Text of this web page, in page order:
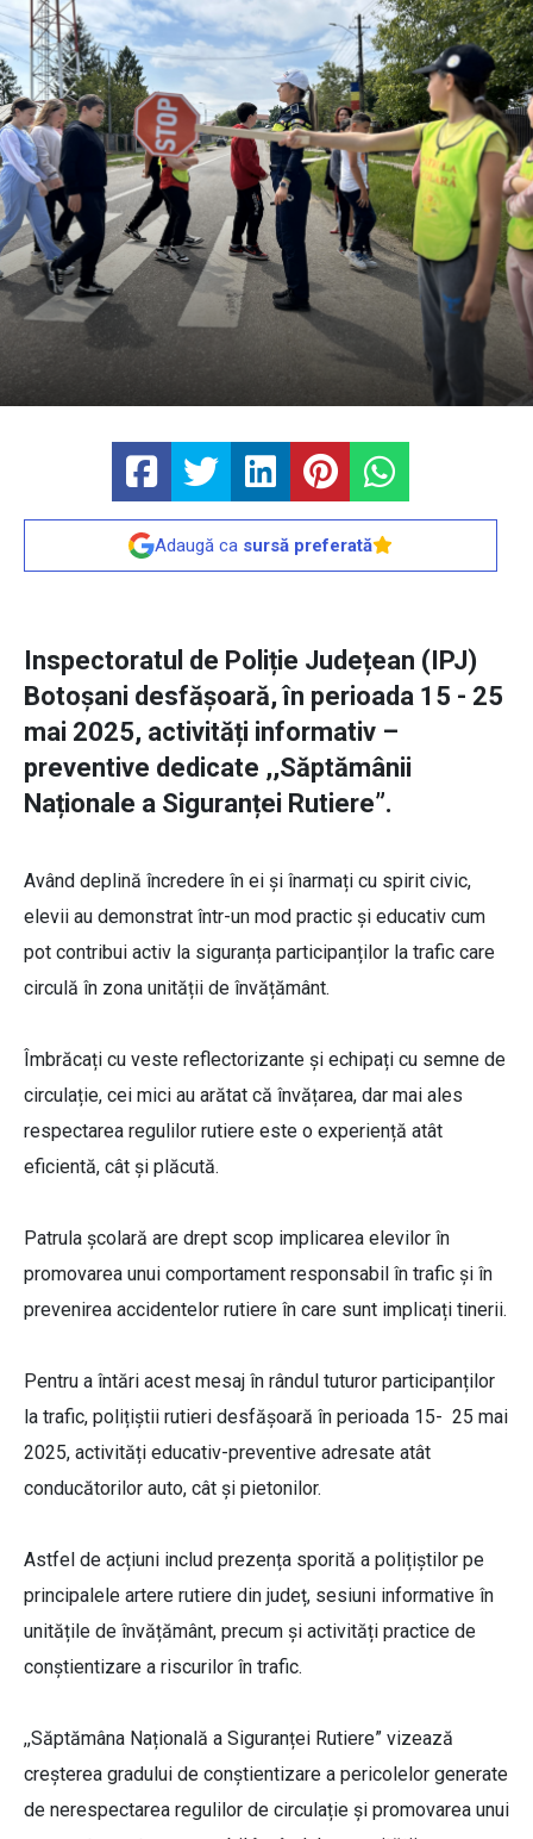
Adaugă ca sursă preferată
Inspectoratul de Poliție Județean (IPJ)
Botoșani desfășoară, în perioada 15 - 25
mai 2025, activități informativ –
preventive dedicate ,,Săptămânii
Naționale a Siguranței Rutiere”.
Având deplină încredere în ei și înarmați cu spirit civic,
elevii au demonstrat într-un mod practic și educativ cum
pot contribui activ la siguranța participanților la trafic care
circulă în zona unității de învățământ.
Îmbrăcați cu veste reflectorizante și echipați cu semne de
circulație, cei mici au arătat că învățarea, dar mai ales
respectarea regulilor rutiere este o experiență atât
eficientă, cât și plăcută.
Patrula școlară are drept scop implicarea elevilor în
promovarea unui comportament responsabil în trafic și în
prevenirea accidentelor rutiere în care sunt implicați tinerii.
Pentru a întări acest mesaj în rândul tuturor participanților
la trafic, polițiștii rutieri desfășoară în perioada 15- 25 mai
2025, activități educativ-preventive adresate atât
conducătorilor auto, cât și pietonilor.
Astfel de acțiuni includ prezența sporită a polițiștilor pe
principalele artere rutiere din județ, sesiuni informative în
unitățile de învățământ, precum și activități practice de
conștientizare a riscurilor în trafic.
,,Săptămâna Națională a Siguranței Rutiere” vizează
creșterea gradului de conștientizare a pericolelor generate
de nerespectarea regulilor de circulație și promovarea unui